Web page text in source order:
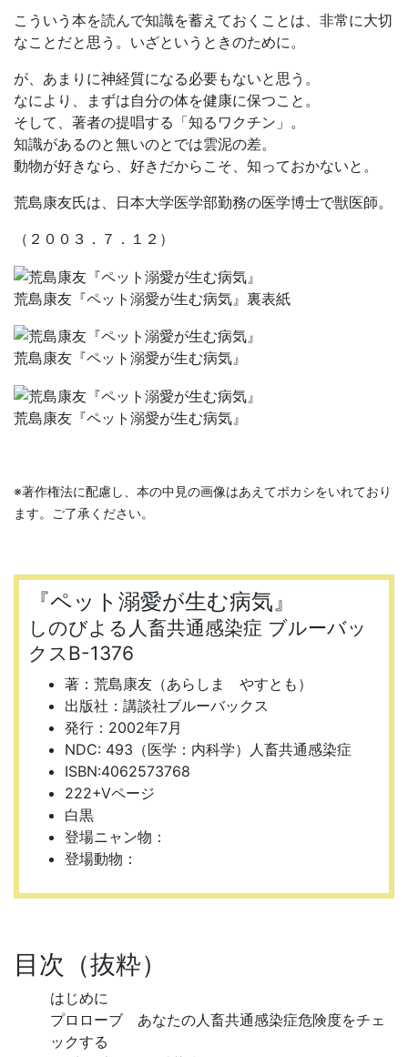
こういう本を読んで知識を蓄えておくことは、非常に大切
なことだと思う。いざというときのために。
が、あまりに神経質になる必要もないと思う。
なにより、まずは自分の体を健康に保つこと。
そして、著者の提唱する「知るワクチン」。
知識があるのと無いのとでは雲泥の差。
動物が好きなら、好きだからこそ、知っておかないと。
荒島康友氏は、日本大学医学部勤務の医学博士で獣医師。
（２００３．７．１２）
荒島康友『ペット溺愛が生む病気』裏表紙
荒島康友『ペット溺愛が生む病気』
荒島康友『ペット溺愛が生む病気』
※著作権法に配慮し、本の中見の画像はあえてボカシをいれており
ます。ご了承ください。
『ペット溺愛が生む病気』
しのびよる人畜共通感染症 ブルーバッ
クスB-1376
著：荒島康友（あらしま やすとも）
出版社：講談社ブルーバックス
発行：2002年7月
NDC: 493（医学：内科学）人畜共通感染症
ISBN:4062573768
222+Vページ
白黒
登場ニャン物：
登場動物：
目次（抜粋）
はじめに
プロローブ あなたの人畜共通感染症危険度をチェ
ックする